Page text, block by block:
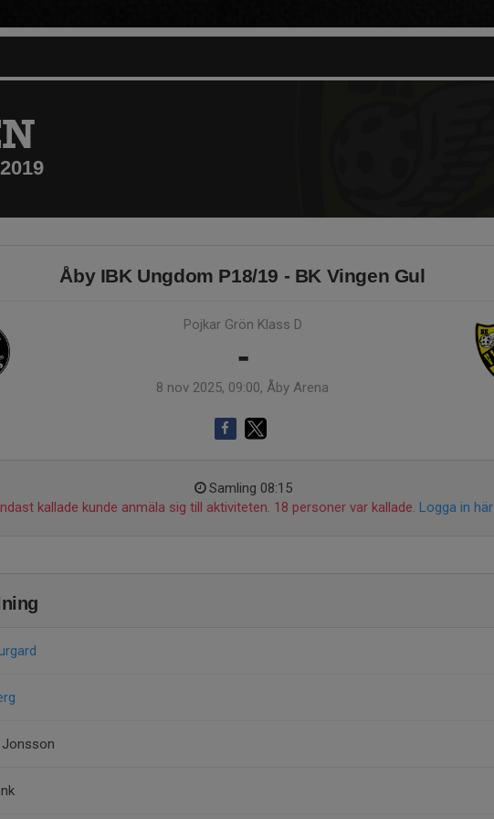
Åby IBK Ungdom P18/19 - BK Vingen Gul
Pojkar Grön Klass D
-
8 nov 2025, 09:00, Åby Arena
Samling 08:15
kallade kunde anmäla sig till aktiviteten. 18 personer var kallade. Logga in här
Jonsson